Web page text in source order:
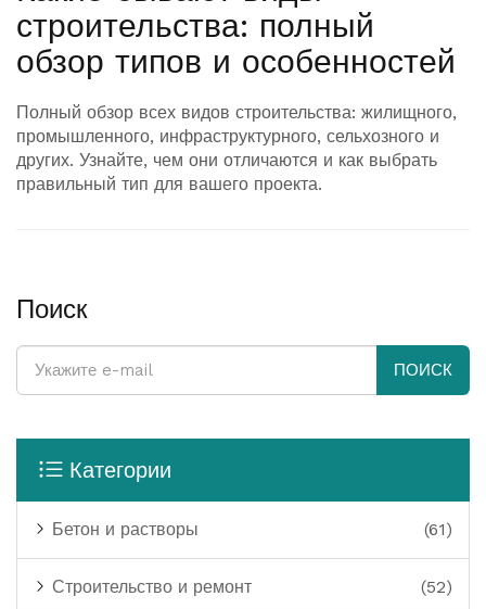
строительства: полный
обзор типов и особенностей
Полный обзор всех видов строительства: жилищного,
промышленного, инфраструктурного, сельхозного и
других. Узнайте, чем они отличаются и как выбрать
правильный тип для вашего проекта.
Поиск
ПОИСК
Категории
Бетон и растворы (61)
Строительство и ремонт (52)